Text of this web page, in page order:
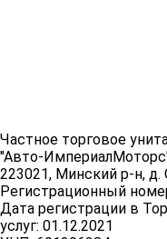
Частное торговое
"Авто-
223021, Минский р-н,
Регистрационный
Дата регистрации в
услуг: 01.12.2021